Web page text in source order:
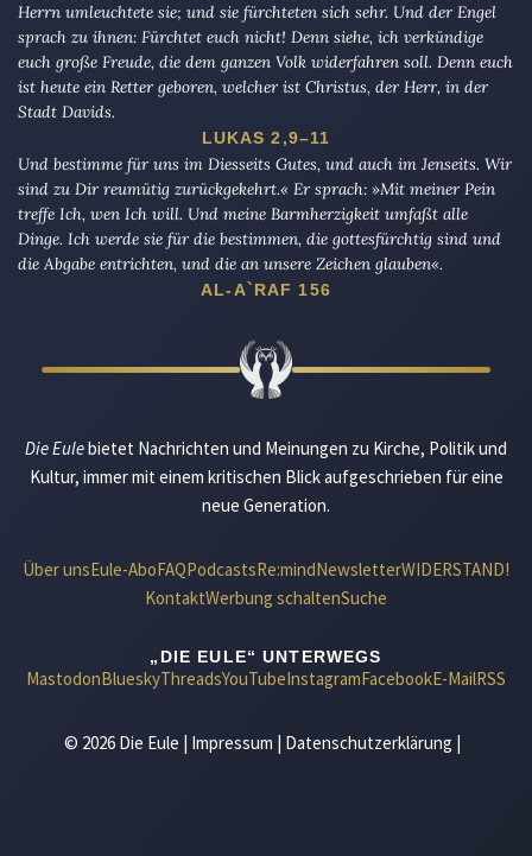
Herrn umleuchtete sie; und sie fürchteten sich sehr. Und der Engel
sprach zu ihnen: Fürchtet euch nicht! Denn siehe, ich verkündige
euch große Freude, die dem ganzen Volk widerfahren soll. Denn euch
ist heute ein Retter geboren, welcher ist Christus, der Herr, in der
Stadt Davids.
LUKAS 2,9–11
Und bestimme für uns im Diesseits Gutes, und auch im Jenseits. Wir
sind zu Dir reumütig zurückgekehrt.« Er sprach: »Mit meiner Pein
treffe Ich, wen Ich will. Und meine Barmherzigkeit umfaßt alle
Dinge. Ich werde sie für die bestimmen, die gottesfürchtig sind und
die Abgabe entrichten, und die an unsere Zeichen glauben«.
AL-A`RAF 156
Die Eulebietet Nachrichten und Meinungen zu Kirche, Politik und
Kultur, immer mit einem kritischen Blick aufgeschrieben für eine
neue Generation.
Über unsEule-AboFAQPodcastsRe:mindNewsletterWIDERSTAND!
KontaktWerbung schaltenSuche
„DIE EULE“ UNTERWEGS
MastodonBlueskyThreadsYouTubeInstagramFacebookE-MailRSS
© 2026 Die Eule | Impressum Datenschutzerklärung